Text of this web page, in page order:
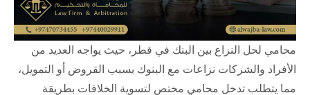
محامي لحل النزاع بين البنك في قطر، حيث يواجه العديد من
الأفراد والشركات نزاعات مع البنوك بسبب القروض أو التمويل،
مما يتطلب تدخل محامي مختص لتسوية الخلافات بطريقة